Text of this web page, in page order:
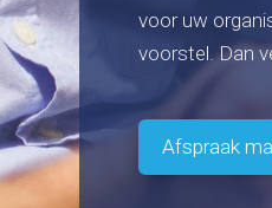
voor uw
voorstel. Dan
Afspraak